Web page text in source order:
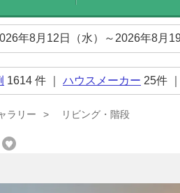
年8月12日（水）～2026年8月
1614 件 ｜ ハウスメーカー 25件
ラリー リビング・階段